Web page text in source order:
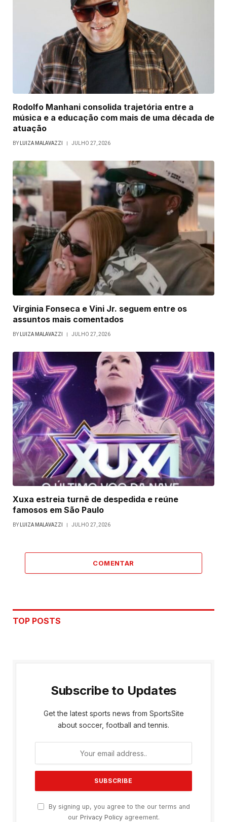
Rodolfo Manhani consolida trajetória entre a
música e a educação com mais de uma década de
atuação
BY LUIZA MALAVAZZI JULHO 27, 2026
Virginia Fonseca e Vini Jr. seguem entre os
assuntos mais comentados
BY LUIZA MALAVAZZI JULHO 27, 2026
Xuxa estreia turnê de despedida e reúne
famosos em São Paulo
BY LUIZA MALAVAZZI JULHO 27, 2026
COMENTAR
TOP POSTS
Subscribe to Updates
Get the latest sports news from SportsSite
about soccer, football and tennis.
By signing up, you agree to the our terms and
our Privacy Policyagreement.